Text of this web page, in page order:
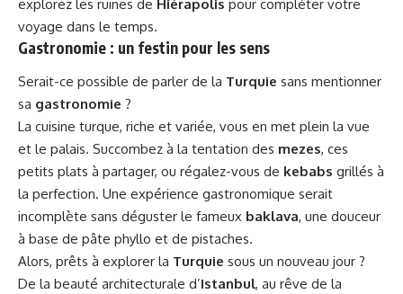
explorez les ruines de Hiérapolis pour compléter votre
voyage dans le temps.
Gastronomie : un festin pour les sens
Serait-ce possible de parler de la Turquie sans mentionner
sa gastronomie ?
La cuisine turque, riche et variée, vous en met plein la vue
et le palais. Succombez à la tentation des mezes, ces
petits plats à partager, ou régalez-vous de kebabs grillés à
la perfection. Une expérience gastronomique serait
incomplète sans déguster le fameux baklava, une douceur
à base de pâte phyllo et de pistaches.
Alors, prêts à explorer la Turquie sous un nouveau jour ?
De la beauté architecturale d’Istanbul, au rêve de la